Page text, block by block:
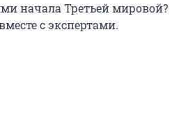
начала Третьей мировой?
с экспертами.